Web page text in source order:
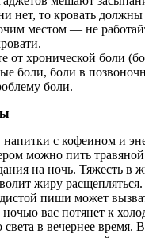
нет, то кровать
местом — не
от хронической боли
боли, боли в
боли.
с кофеином и
можно пить
на ночь. Тяжесть в
жиру
пиши может
вас потянет к
света в вечернее время.